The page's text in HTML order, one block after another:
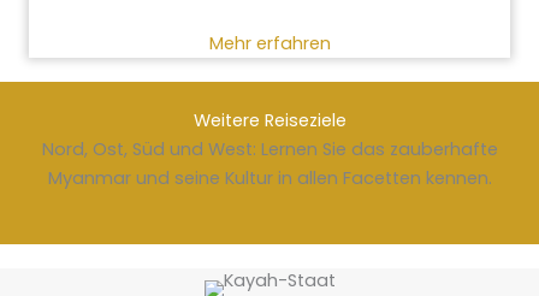
Mehr erfahren
Weitere Reiseziele
Nord, Ost, Süd und West: Lernen Sie das zauberhafte
Myanmar und seine Kultur in allen Facetten kennen.